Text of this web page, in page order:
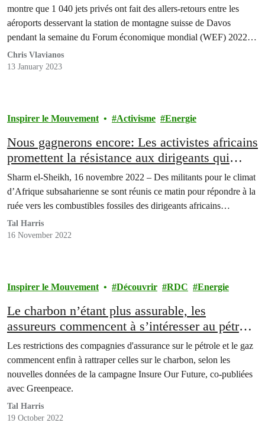
montre que 1 040 jets privés ont fait des allers-retours entre les
aéroports desservant la station de montagne suisse de Davos
pendant la semaine du Forum économique mondial (WEF) 2022,
entraînant des émissions de CO2 des jets privés quatre fois plus
importantes qu'une semaine en moyenne.
Chris Vlavianos
13 January 2023
Inspirer le Mouvement Activisme Energie
Nous gagnerons encore: Les activistes africains
promettent la résistance aux dirigeants qui
vantent les mérites du pétrole et du gaz
Sharm el-Sheikh, 16 novembre 2022 – Des militants pour le climat
d’Afrique subsaharienne se sont réunis ce matin pour répondre à la
ruée vers les combustibles fossiles des dirigeants africains…
Tal Harris
16 November 2022
Inspirer le Mouvement Découvrir RDC Energie
Le charbon n’étant plus assurable, les
assureurs commencent à s’intéresser au pétrole
et au gaz.
Les restrictions des compagnies d'assurance sur le pétrole et le gaz
commencent enfin à rattraper celles sur le charbon, selon les
nouvelles données de la campagne Insure Our Future, co-publiées
avec Greenpeace.
Tal Harris
19 October 2022